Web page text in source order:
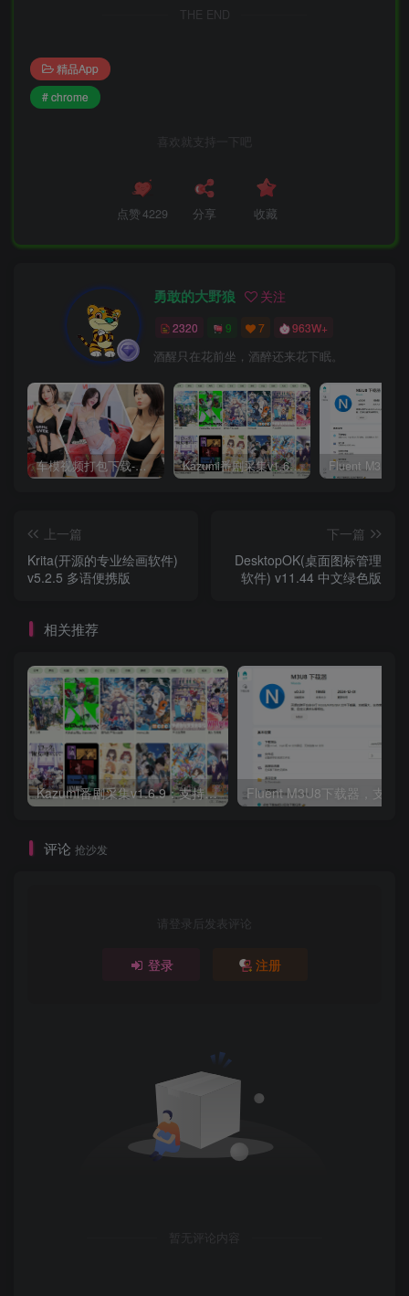
THE END
精品App
# chrome
喜欢就支持一下吧
点赞4229 分享 收藏
勇敢的大野狼 关注
2320 9 7 963W+
酒醒只在花前坐，酒醉还来花下眠。
车模视频打包下载-高清无水印版 Kazumi番剧采集v1.6.9：支持自定义规则+在线观看+弹幕，跨平台下载
上一篇
Krita(开源的专业绘画软件)
v5.2.5 多语便携版
下一篇
DesktopOK(桌面图标管理
软件) v11.44 中文绿色版
相关推荐
Kazumi番剧采集v1.6.9：支持自定义规则+在线观看+弹幕，跨平台下载 Fluent M3U8下载器，支持
评论 抢沙发
请登录后发表评论
登录 注册
暂无评论内容